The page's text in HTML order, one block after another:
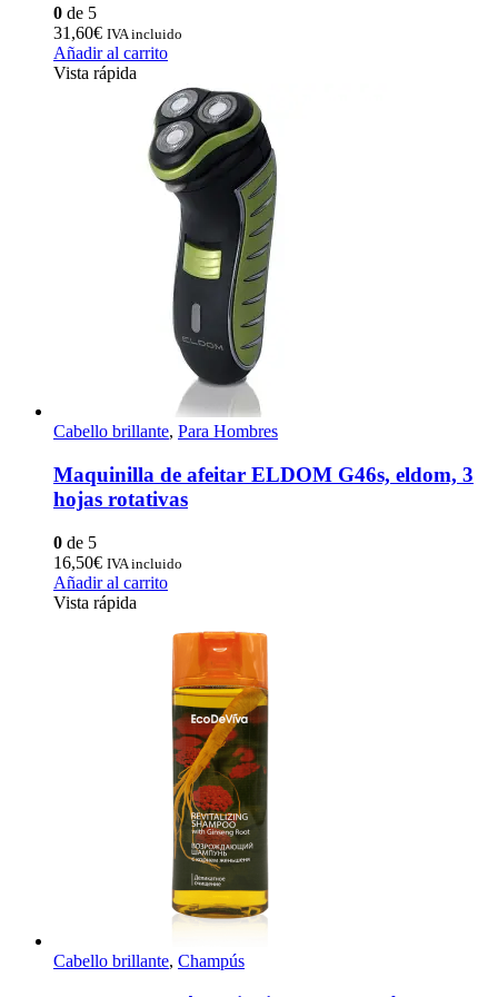
0 de 5
31,60€ IVA incluido
Añadir al carrito
Vista rápida
Cabello brillante, Para Hombres
Maquinilla de afeitar ELDOM G46s, eldom, 3
hojas rotativas
0 de 5
16,50€ IVA incluido
Añadir al carrito
Vista rápida
Cabello brillante, Champús